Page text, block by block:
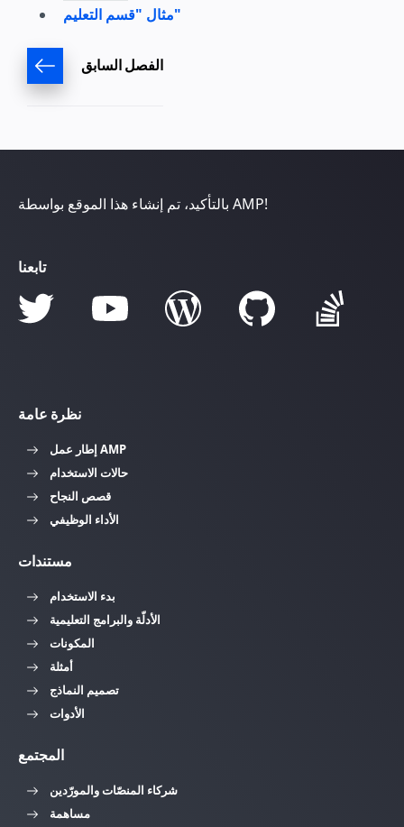
مثال "قسم التعليم"
الفصل السابق
بالتأكيد، تم إنشاء هذا الموقع بواسطة AMP!
تابعنا
نظرة عامة
إطار عمل AMP
حالات الاستخدام
قصص النجاح
الأداء الوظيفي
مستندات
بدء الاستخدام
الأدلّة والبرامج التعليمية
المكونات
أمثلة
تصميم النماذج
الأدوات
المجتمع
شركاء المنصّات والمورّدين
مساهمة